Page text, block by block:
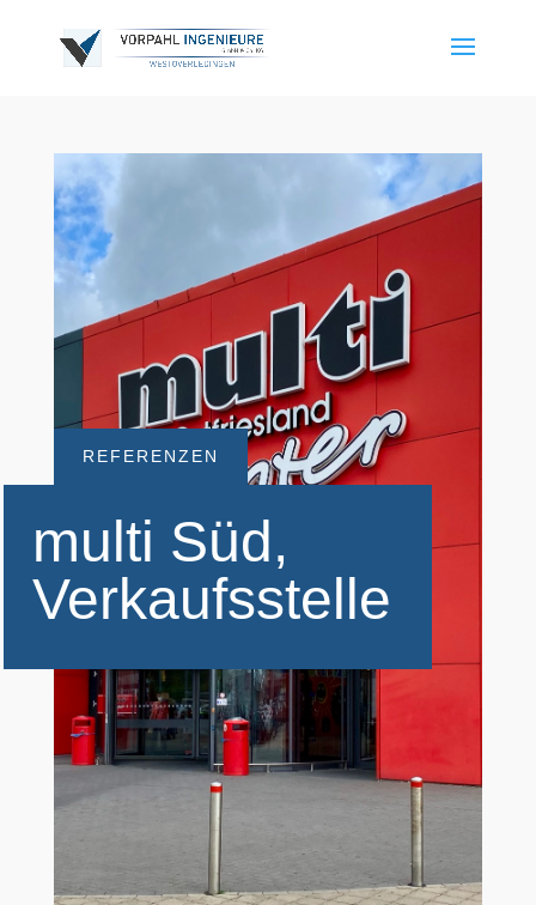
REFERENZEN
multi Süd,
Verkaufsstelle